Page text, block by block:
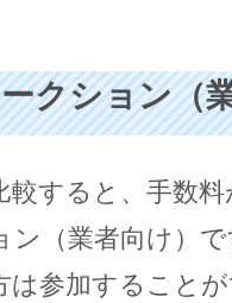
クション（
較すると、手数
ン（業者向け）
は参加すること